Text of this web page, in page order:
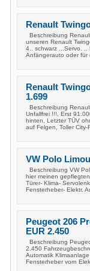
Renault
Beschreibung
unseren Renault
4.. schwarz ...Servo. ..
Anfängerauto oder für
Renault
1.699
Beschreibung
Unfallfrei !!!, Erst
hinten, Letzter TÜV
auf Felgen, Toller City-
VW Polo
Beschreibung VW
hier meinen
Türer- Klima-
Fensterheber- Elektr.
Peugeot 206
EUR 2.450
Beschreibung
2.450
Automatik
Fensterheber vorn